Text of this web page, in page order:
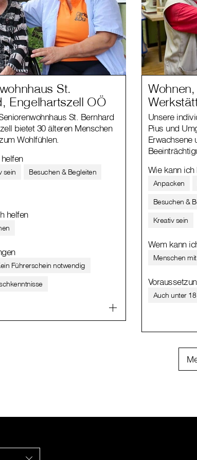
St.
Engelhartszell OÖ
St. Bernhard
bietet 30 älteren Menschen
Wohlfühlen.
sein
Besuchen & Begleiten
helfen
Führerschein notwendig
Unsere
Pius und
Erwachsene
Wie kann ich
Anpacken
Besuchen &
Kreativ sein
Wem kann
Menschen
Auch unter 18